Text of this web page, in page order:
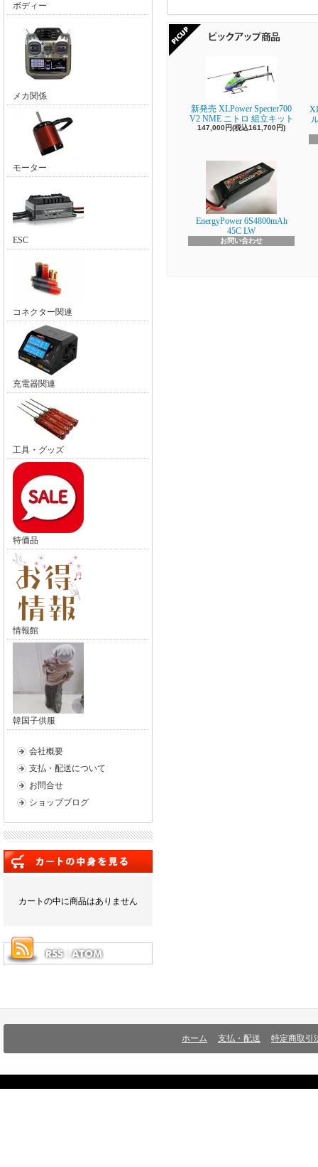
ボディー
メカ関係
モーター
ESC
コネクター関連
充電器関連
工具・グッズ
特価品
情報館
韓国子供服
会社概要
支払・配送について
お問合せ
ショップブログ
カートの中に商品はありません
新発売 XLPower Specter700
V2 NME ニトロ 組立キット
147,000円(税込161,700円)
EnergyPower 6S4800mAh
45C LW
お問い合わせ
ホーム 支払・配送 特定商取引